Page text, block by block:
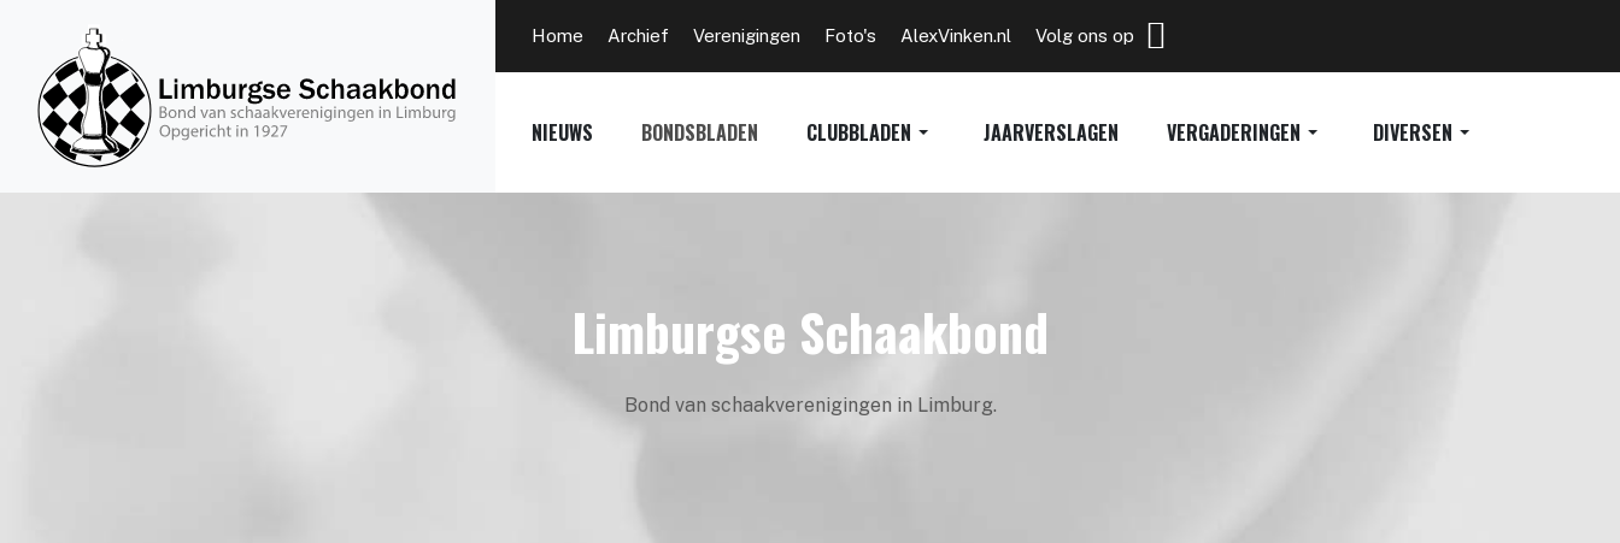
Home Archief Verenigingen Foto's AlexVinken.nl Volg ons op
NIEUWS BONDSBLADEN CLUBBLADEN JAARVERSLAGEN VERGADERINGEN DIVERSEN
Limburgse Schaakbond
Bond van schaakverenigingen in Limburg.